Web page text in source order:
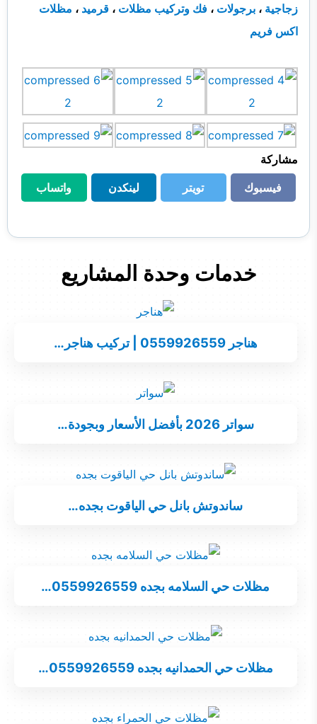
زجاجية ، برجولات ، فك وتركيب مظلات ، قرميد ، مظلات
اكس فريم
مشاركة
فيسبوك
فيسبوك
تويتر
تويتر
لينكدن
لينكدن
واتساب
واتساب
خدمات وحدة المشاريع
هناجر 0559926559 | تركيب هناجر…
سواتر 2026 بأفضل الأسعار وبجودة…
ساندوتش بانل حي الياقوت بجده…
مظلات حي السلامه بجده 0559926559…
مظلات حي الحمدانيه بجده 0559926559…